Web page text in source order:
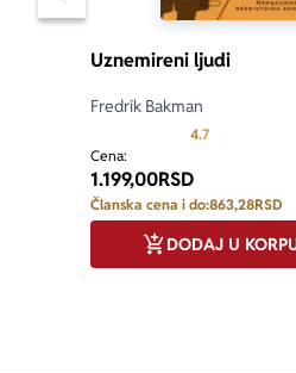
Pomeranje sadržaja slajdera
Uznemireni ljudi
Fredrik Bakman
4.7Prosecna
Cena:
1.199,00RSD
Članska cena i do:863,28RSD
DODAJ U